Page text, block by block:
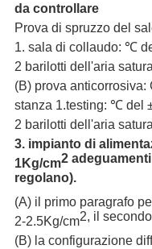
da controllare
Prova di spruzzo del
1. sala di collaudo: ℃
2 barilotti dell'aria
(B) prova anticorrosiva:
stanza 1.testing: ℃ del
2 barilotti dell'aria
3. impianto di
1Kg/cm2
regolano).
(A) il primo paragrafo
2-2.5Kg/cm2, il
(B) la configurazione